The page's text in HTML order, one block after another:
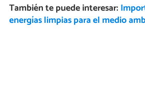
También te puede interesar:
energías limpias para el medio